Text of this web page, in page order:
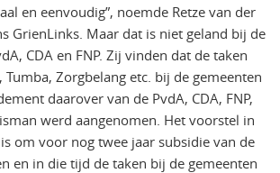
en eenvoudig”, noemde Retze van der
GrienLinks. Maar dat is niet geland bij de
CDA en FNP. Zij vinden dat de taken
Tumba, Zorgbelang etc. bij de gemeenten
daarover van de PvdA, CDA, FNP,
werd aangenomen. Het voorstel in
om voor nog twee jaar subsidie van de
en in die tijd de taken bij de gemeenten